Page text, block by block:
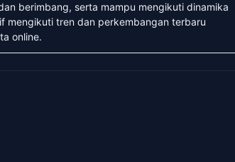
berimbang, serta mampu mengikuti dinamika
mengikuti tren dan perkembangan terbaru
online.